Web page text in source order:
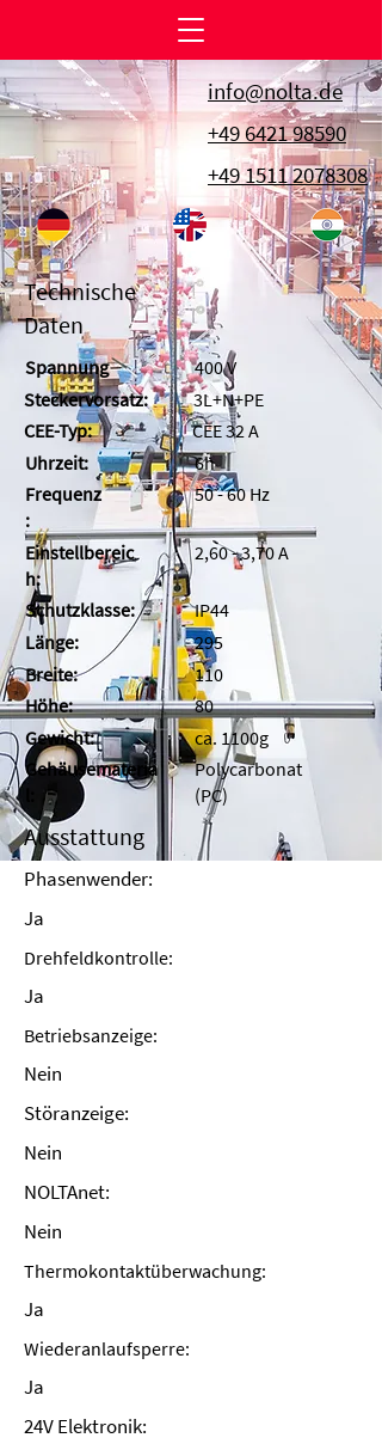
info@nolta.de
+49 6421 98590
+49 1511 2078308
Technische
Daten
Spannung
Steckervorsatz:
CEE-Typ:
Uhrzeit:
Frequenz
:
Einstellbereic
h:
Schutzklasse:
Länge:
Breite:
Höhe:
Gewicht:
Gehäusemateria
400 V
3L+N+PE
CEE 32 A
6h
50 - 60 Hz
2,60 - 3,70 A
IP44
295
110
80
ca. 1100g
Polycarbonat
(PC)
Ausstattung
Phasenwender:
Ja
Drehfeldkontrolle:
Ja
Betriebsanzeige:
Nein
Störanzeige:
Nein
NOLTAnet:
Nein
Thermokontaktüberwachung:
Ja
Wiederanlaufsperre:
Ja
24V Elektronik: